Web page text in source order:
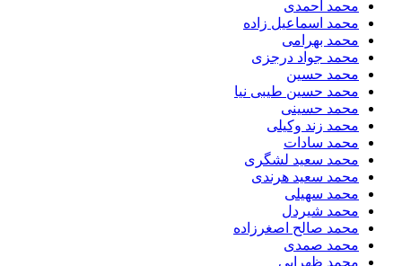
محمد احمدی
محمد اسماعیل زاده
محمد بهرامی
محمد جواد درجزی
محمد حسین
محمد حسین طیبی نیا
محمد حسینی
محمد زند وکیلی
محمد سادات
محمد سعید لشگری
محمد سعید هرندی
محمد سهیلی
​محمد شیردل
محمد صالح اصغرزاده
محمد صمدی
محمد ظهرابی